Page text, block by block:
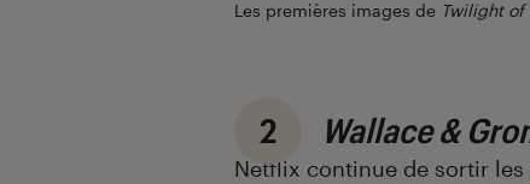
Les premières images de Twilight of
2 Wallace &
Netflix continue de sortir les